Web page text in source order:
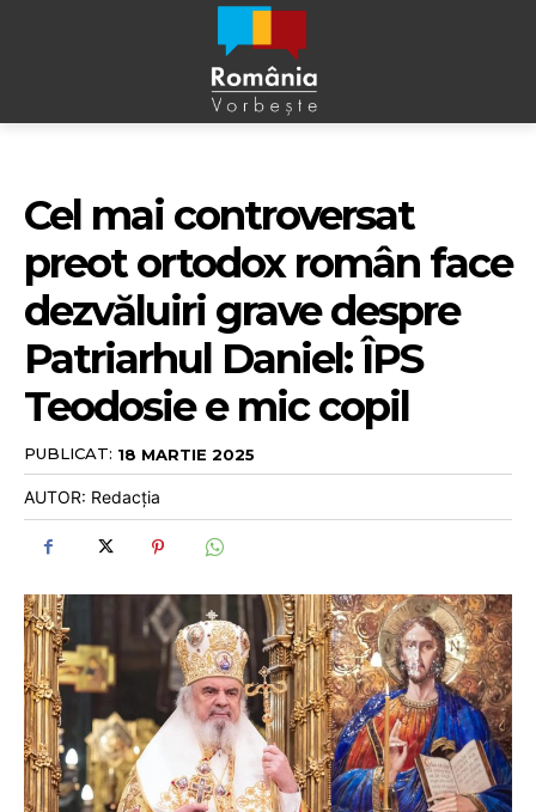
Cel mai controversat
preot ortodox român face
dezvăluiri grave despre
Patriarhul Daniel: ÎPS
Teodosie e mic copil
PUBLICAT: 18 MARTIE 2025
AUTOR: Redacția